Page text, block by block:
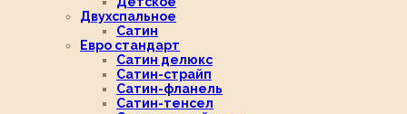
Двухспальное
Сатин
Евро стандарт
Сатин делюкс
Сатин-страйп
Сатин-фланель
Сатин-тенсел